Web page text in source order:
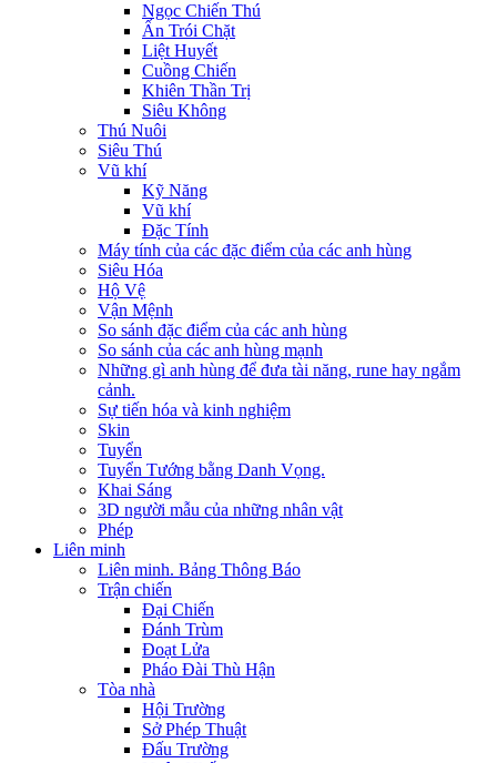
Ngọc Chiến Thú
Ấn Trói Chặt
Liệt Huyết
Cuồng Chiến
Khiên Thần Trị
Siêu Không
Thú Nuôi
Siêu Thú
Vũ khí
Kỹ Năng
Vũ khí
Đặc Tính
Máy tính của các đặc điểm của các anh hùng
Siêu Hóa
Hộ Vệ
Vận Mệnh
So sánh đặc điểm của các anh hùng
So sánh của các anh hùng mạnh
Những gì anh hùng để đưa tài năng, rune hay ngắm
cảnh.
Sự tiến hóa và kinh nghiệm
Skin
Tuyển
Tuyển Tướng bằng Danh Vọng.
Khai Sáng
3D người mẫu của những nhân vật
Phép
Liên minh
Liên minh. Bảng Thông Báo
Trận chiến
Đại Chiến
Đánh Trùm
Đoạt Lửa
Pháo Đài Thù Hận
Tòa nhà
Hội Trường
Sở Phép Thuật
Đấu Trường